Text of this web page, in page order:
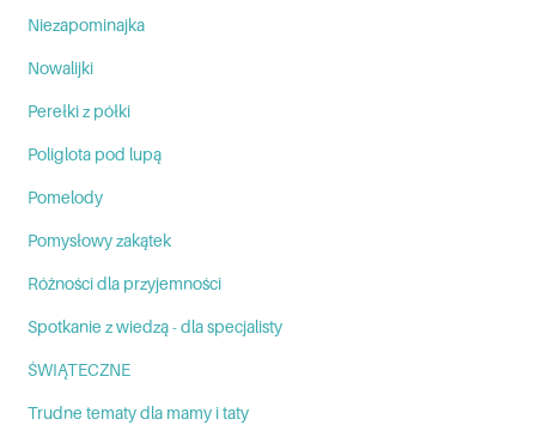
Niezapominajka
Nowalijki
Perełki z półki
Poliglota pod lupą
Pomelody
Pomysłowy zakątek
Różności dla przyjemności
Spotkanie z wiedzą - dla specjalisty
ŚWIĄTECZNE
Trudne tematy dla mamy i taty